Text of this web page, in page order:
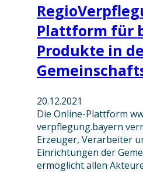
Plattform für
Produkte in
20.12.2021
Die Online-Plattform
verpflegung.bayern
Erzeuger, Verarbeiter
Einrichtungen der
ermöglicht allen